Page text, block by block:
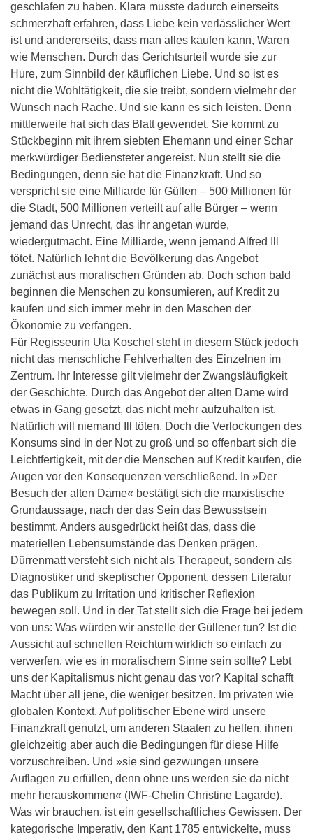
geschlafen zu haben. Klara musste dadurch einerseits
schmerzhaft erfahren, dass Liebe kein verlässlicher Wert
ist und andererseits, dass man alles kaufen kann, Waren
wie Menschen. Durch das Gerichtsurteil wurde sie zur
Hure, zum Sinnbild der käuflichen Liebe. Und so ist es
nicht die Wohltätigkeit, die sie treibt, sondern vielmehr der
Wunsch nach Rache. Und sie kann es sich leisten. Denn
mittlerweile hat sich das Blatt gewendet. Sie kommt zu
Stückbeginn mit ihrem siebten Ehemann und einer Schar
merkwürdiger Bediensteter angereist. Nun stellt sie die
Bedingungen, denn sie hat die Finanzkraft. Und so
verspricht sie eine Milliarde für Güllen – 500 Millionen für
die Stadt, 500 Millionen verteilt auf alle Bürger – wenn
jemand das Unrecht, das ihr angetan wurde,
wiedergutmacht. Eine Milliarde, wenn jemand Alfred Ill
tötet. Natürlich lehnt die Bevölkerung das Angebot
zunächst aus moralischen Gründen ab. Doch schon bald
beginnen die Menschen zu konsumieren, auf Kredit zu
kaufen und sich immer mehr in den Maschen der
Ökonomie zu verfangen.
Für Regisseurin Uta Koschel steht in diesem Stück jedoch
nicht das menschliche Fehlverhalten des Einzelnen im
Zentrum. Ihr Interesse gilt vielmehr der Zwangsläufigkeit
der Geschichte. Durch das Angebot der alten Dame wird
etwas in Gang gesetzt, das nicht mehr aufzuhalten ist.
Natürlich will niemand Ill töten. Doch die Verlockungen des
Konsums sind in der Not zu groß und so offenbart sich die
Leichtfertigkeit, mit der die Menschen auf Kredit kaufen, die
Augen vor den Konsequenzen verschließend. In »Der
Besuch der alten Dame« bestätigt sich die marxistische
Grundaussage, nach der das Sein das Bewusstsein
bestimmt. Anders ausgedrückt heißt das, dass die
materiellen Lebensumstände das Denken prägen.
Dürrenmatt versteht sich nicht als Therapeut, sondern als
Diagnostiker und skeptischer Opponent, dessen Literatur
das Publikum zu Irritation und kritischer Reflexion
bewegen soll. Und in der Tat stellt sich die Frage bei jedem
von uns: Was würden wir anstelle der Güllener tun? Ist die
Aussicht auf schnellen Reichtum wirklich so einfach zu
verwerfen, wie es in moralischem Sinne sein sollte? Lebt
uns der Kapitalismus nicht genau das vor? Kapital schafft
Macht über all jene, die weniger besitzen. Im privaten wie
globalen Kontext. Auf politischer Ebene wird unsere
Finanzkraft genutzt, um anderen Staaten zu helfen, ihnen
gleichzeitig aber auch die Bedingungen für diese Hilfe
vorzuschreiben. Und »sie sind gezwungen unsere
Auflagen zu erfüllen, denn ohne uns werden sie da nicht
mehr herauskommen« (IWF-Chefin Christine Lagarde).
Was wir brauchen, ist ein gesellschaftliches Gewissen. Der
kategorische Imperativ, den Kant 1785 entwickelte, muss